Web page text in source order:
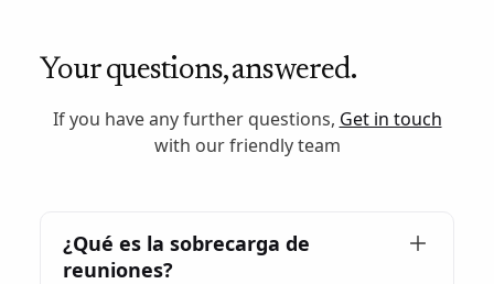
Your questions, answered.
If you have any further questions, Get in touch
with our friendly team
¿Qué es la sobrecarga de
reuniones?